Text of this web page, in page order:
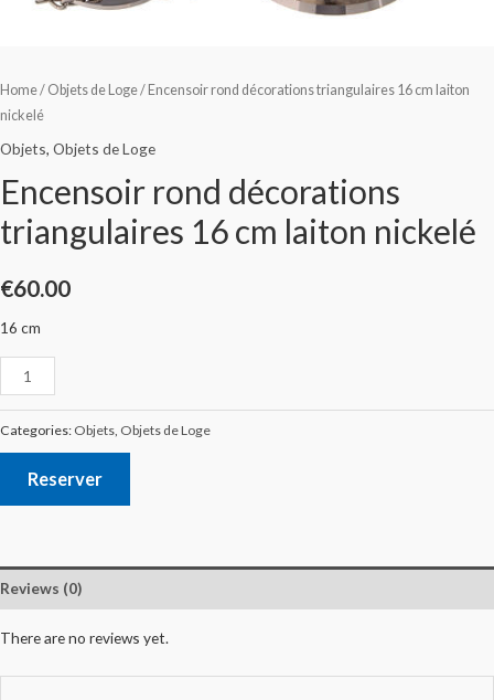
Home/ Objets de Loge/ Encensoir rond décorations triangulaires 16 cm laiton
nickelé
Objets, Objets de Loge
Encensoir rond décorations
triangulaires 16 cm laiton nickelé
€60.00
16 cm
Categories: Objets Objets de Loge
Reserver
Reviews (0)
There are no reviews yet.